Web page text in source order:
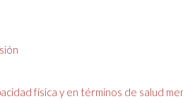
física y en términos de salud